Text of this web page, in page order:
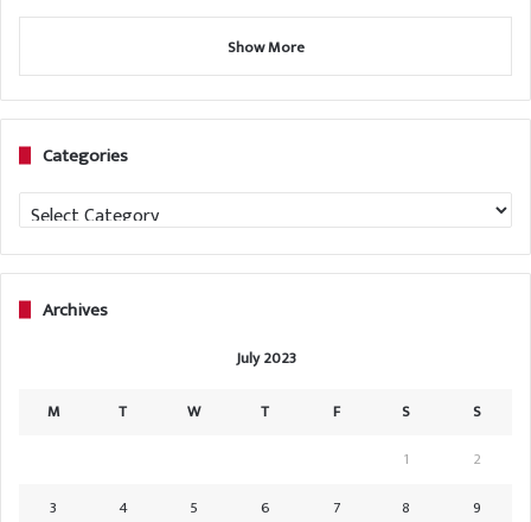
Show More
Categories
Categories
Archives
July 2023
M T W T F S
S
1
2
3
4 5 6 7 8
9